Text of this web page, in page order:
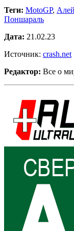
Теги: MotoGP,
Поншараль
Дата: 21.02.23
Источник: crash.net
Редактор: Все о